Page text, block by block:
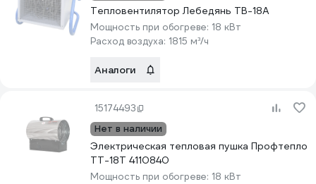
Тепловентилятор Лебедянь ТВ-18А
Мощность при обогреве: 18 кВт
Расход воздуха: 1815 м³/ч
Аналоги
15174493
Нет в наличии
Электрическая тепловая пушка Профтепло
ТТ-18Т 4110840
Мощность при обогреве: 18 кВт